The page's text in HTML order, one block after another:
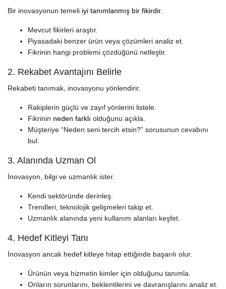
Bir inovasyonun temeli iyi tanımlanmış bir fikirdir
Mevcut fikirleri araştır.
Piyasadaki benzer ürün veya çözümleri analiz et.
Fikrinin hangi problemi çözdüğünü netleştir.
2. Rekabet Avantajını Belirle
Rekabeti tanımak, inovasyonu yönlendirir.
Rakiplerin güçlü ve zayıf yönlerini listele.
Fikrinin neden farklı olduğunu açıkla.
Müşteriye “Neden seni tercih etsin?” sorusunun cevabını
bul.
3. Alanında Uzman Ol
İnovasyon, bilgi ve uzmanlık ister.
Kendi sektöründe derinleş.
Trendleri, teknolojik gelişmeleri takip et.
Uzmanlık alanında yeni kullanım alanları keşfet.
4. Hedef Kitleyi Tanı
İnovasyon ancak hedef kitleye hitap ettiğinde başarılı olur.
Ürünün veya hizmetin kimler için olduğunu tanımla.
Onların sorunlarını, beklentilerini ve davranışlarını analiz et.